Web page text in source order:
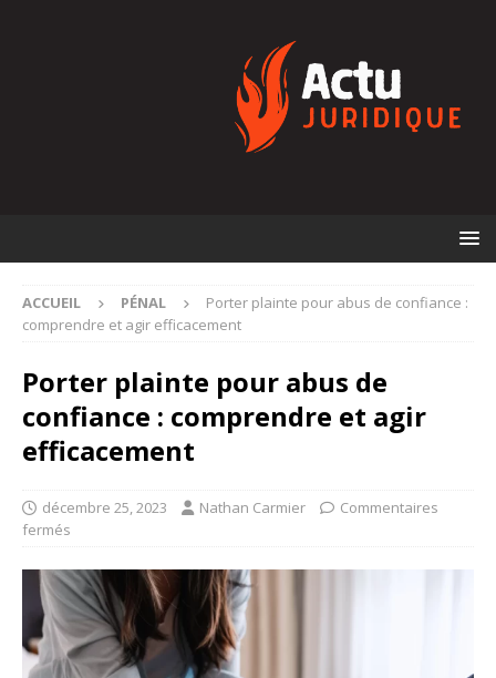
ACCUEIL PÉNAL
Porter plainte pour abus de confiance :
comprendre et agir efficacement
Porter plainte pour abus de
confiance : comprendre et agir
efficacement
décembre 25, 2023 Nathan Carmier
Commentaires
fermés